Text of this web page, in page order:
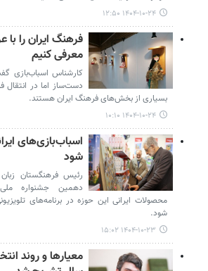
۱۴۰۴-۱۰-۲۴ ۱۲:۵۰
فرهنگ ایران را
معرفی کنیم
کارشناس اسباب‌بازی
دست‌ساز اما در انتقال
بسیاری از بخش‌های فرهنگ ایران هستند.
۱۴۰۴-۱۰-۲۴ ۱۰:۱۰
اسباب‌بازی‌های
شود
رئیس فرهنگستان
دهمین جشنواره
محصولات ایرانی این حوزه در برنامه‌های
شود.
۱۴۰۴-۱۰-۲۳ ۱۵:۰۲
معیارها و روند